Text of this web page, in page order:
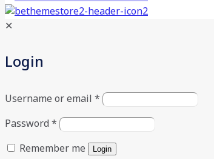
✕
Login
Username or email *
Password *
Remember me
Login